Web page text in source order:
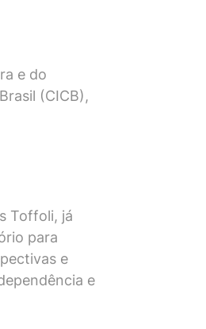
e do
(CICB),
Toffoli, já
para
e
e